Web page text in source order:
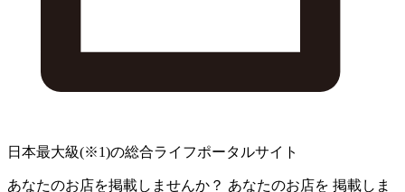
日本最大級(※1)の総合ライフポータルサイト
あなたのお店を掲載しませんか？ あなたのお店を 掲載しま